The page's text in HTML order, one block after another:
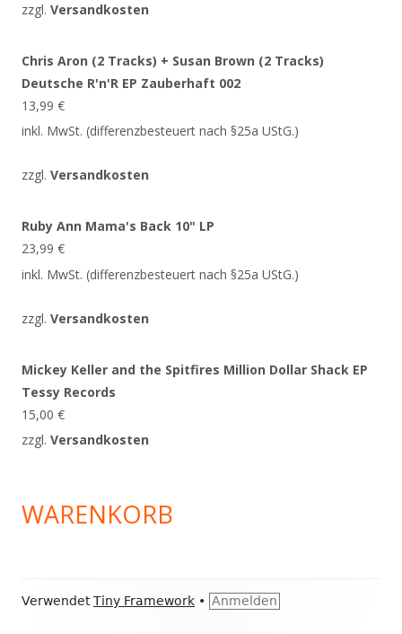
zzgl. Versandkosten
Chris Aron (2 Tracks) + Susan Brown (2 Tracks)
Deutsche R'n'R EP Zauberhaft 002
13,99 €
inkl. MwSt. (differenzbesteuert nach §25a UStG.)
zzgl. Versandkosten
Ruby Ann Mama's Back 10" LP
23,99 €
inkl. MwSt. (differenzbesteuert nach §25a UStG.)
zzgl. Versandkosten
Mickey Keller and the Spitfires Million Dollar Shack EP
Tessy Records
15,00 €
zzgl. Versandkosten
WARENKORB
Footer
VerwendetTiny Framework • Anmelden